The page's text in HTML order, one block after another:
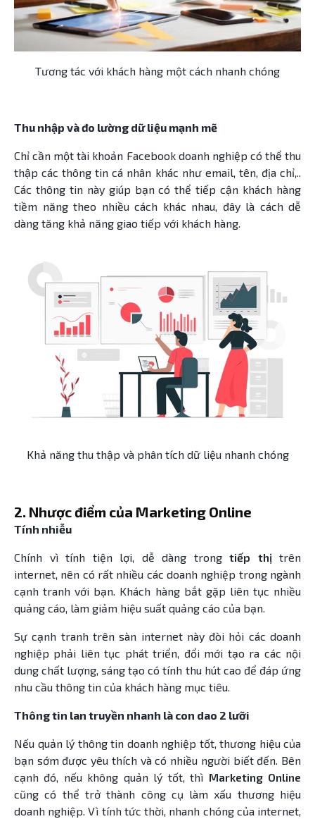
Tương tác với khách hàng một cách nhanh chóng
Thu nhập và đo lường dữ liệu mạnh mẽ
Chỉ cần một tài khoản Facebook doanh nghiệp có thể thu
thập các thông tin cá nhân khác như email, tên, địa chỉ,..
Các thông tin này giúp bạn có thể tiếp cận khách hàng
tiềm năng theo nhiều cách khác nhau, đây là cách dễ
dàng tăng khả năng giao tiếp với khách hàng.
Khả năng thu thập và phân tích dữ liệu nhanh chóng
2. Nhược điểm của Marketing Online
Tính nhiễu
Chính vì tính tiện lợi, dễ dàng trong tiếp thịtrên
internet, nên có rất nhiều các doanh nghiệp trong ngành
cạnh tranh với bạn. Khách hàng bắt gặp liên tục nhiều
quảng cáo, làm giảm hiệu suất quảng cáo của bạn.
Sự cạnh tranh trên sàn internet này đòi hỏi các doanh
nghiệp phải liên tục phát triển, đổi mới tạo ra các nội
dung chất lượng, sáng tạo có tính thu hút cao để đáp ứng
nhu cầu thông tin của khách hàng mục tiêu.
Thông tin lan truyền nhanh là con dao 2 lưỡi
Nếu quản lý thông tin doanh nghiệp tốt, thương hiệu của
bạn sớm được yêu thích và có nhiều người biết đến. Bên
cạnh đó, nếu không quản lý tốt, thì Marketing Online
cũng có thể trở thành công cụ làm xấu thương hiệu
doanh nghiệp. Vì tính tức thời, nhanh chóng của internet,